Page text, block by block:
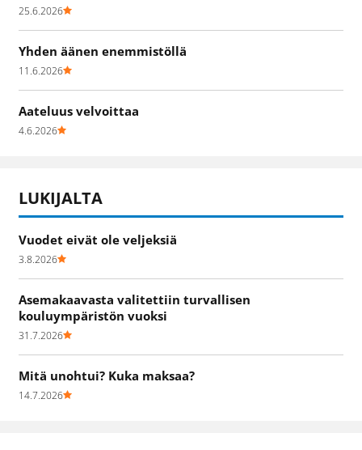
25.6.2026
Yhden äänen enemmistöllä
11.6.2026
Aateluus velvoittaa
4.6.2026
LUKIJALTA
Vuodet eivät ole veljeksiä
3.8.2026
Asemakaavasta valitettiin turvallisen
kouluympäristön vuoksi
31.7.2026
Mitä unohtui? Kuka maksaa?
14.7.2026